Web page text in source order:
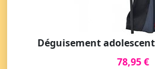
Déguisement
78,95 €